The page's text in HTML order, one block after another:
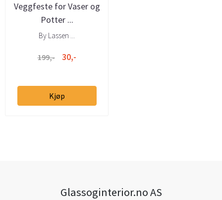
Veggfeste for Vaser og
Potter ...
By Lassen ...
199,- 30,-
Kjøp
Glassoginterior.no AS